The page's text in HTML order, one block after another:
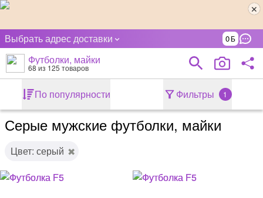
Выбрать адрес доставки 0
Футболки, майки
68из 125 товаров
По популярности Фильтры 1
Серые мужские футболки, майки
Цвет: серый